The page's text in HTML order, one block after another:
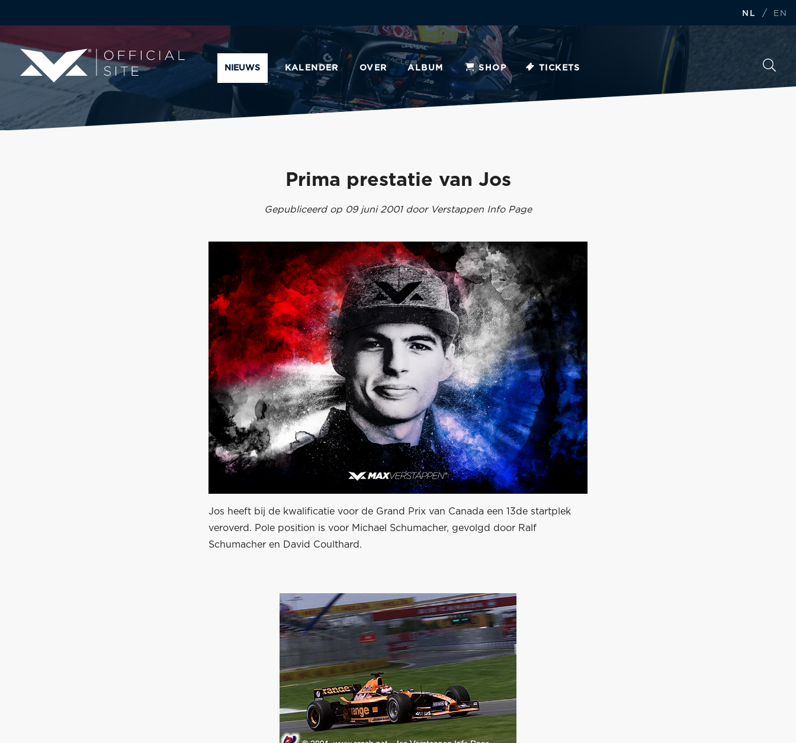
NL / EN
NIEUWS KALENDER OVER ALBUM SHOP TICKETS
Prima prestatie van Jos
Gepubliceerd op 09 juni 2001 door Verstappen Info Page
Jos heeft bij de kwalificatie voor de Grand Prix van Canada een 13de startplek
veroverd. Pole position is voor Michael Schumacher, gevolgd door Ralf
Schumacher en David Coulthard.